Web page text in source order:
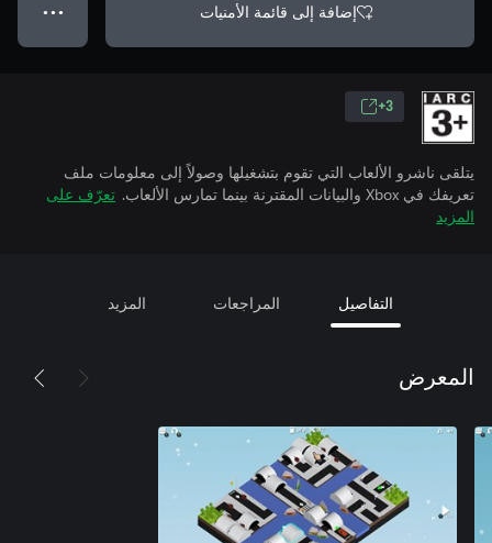
إضافة إلى قائمة الأمنيات ● ● ●
3+
يتلقى ناشرو الألعاب التي تقوم بتشغيلها وصولاً إلى معلومات ملف
تعريفك في Xbox والبيانات المقترنة بينما تمارس الألعاب.
تعرّف على
المزيد
التفاصيل المراجعات المزيد
المعرض